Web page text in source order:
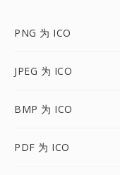
PNG 为 ICO
JPEG 为 ICO
BMP 为 ICO
PDF 为 ICO